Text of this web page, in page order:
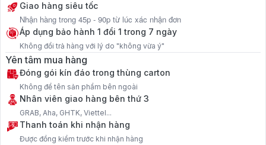
Giao hàng siêu tốc
Nhận hàng trong 45p - 90p từ lúc xác nhận đơn
Áp dụng bảo hành 1 đổi 1 trong 7 ngày
Không đổi trả hàng với lý do "không vừa ý"
Yên tâm mua hàng
Đóng gói kín đáo trong thùng carton
Không để tên sản phẩm bên ngoài
Nhân viên giao hàng bên thứ 3
GRAB, Aha, GHTK, Viettel...
Thanh toán khi nhận hàng
Được đồng kiểm trước khi nhận hàng